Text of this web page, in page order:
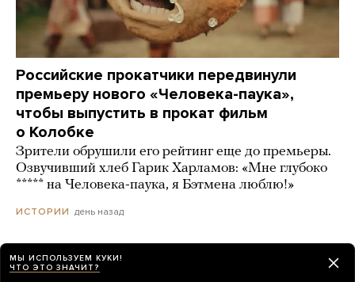
Российские прокатчики передвинули
премьеру нового «Человека-паука»,
чтобы выпустить в прокат фильм
о Колобке
Зрители обрушили его рейтинг еще до премьеры.
Озвучивший хлеб Гарик Харламов: «Мне глубоко
***** на Человека-паука, я Бэтмена люблю!»
ИСТОРИИ день назад
МЫ ИСПОЛЬЗУЕМ КУКИ!
ЧТО ЭТО ЗНАЧИТ?